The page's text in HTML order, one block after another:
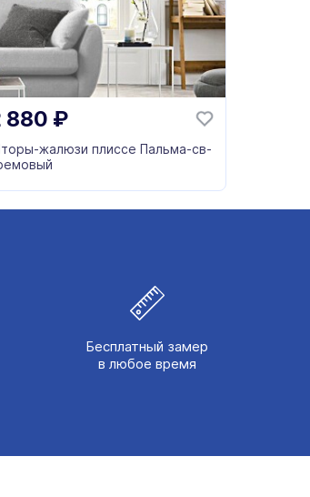
880 ₽
жалюзи плиссе Пальма-св-
Бесплатный замер
в любое время